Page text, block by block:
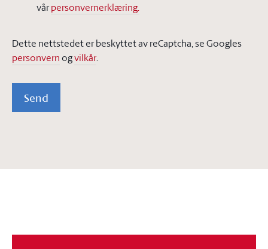
vårpersonvernerklæring.
Dette nettstedet er beskyttet av reCaptcha, se Googles
personvern ogvilkår.
Send